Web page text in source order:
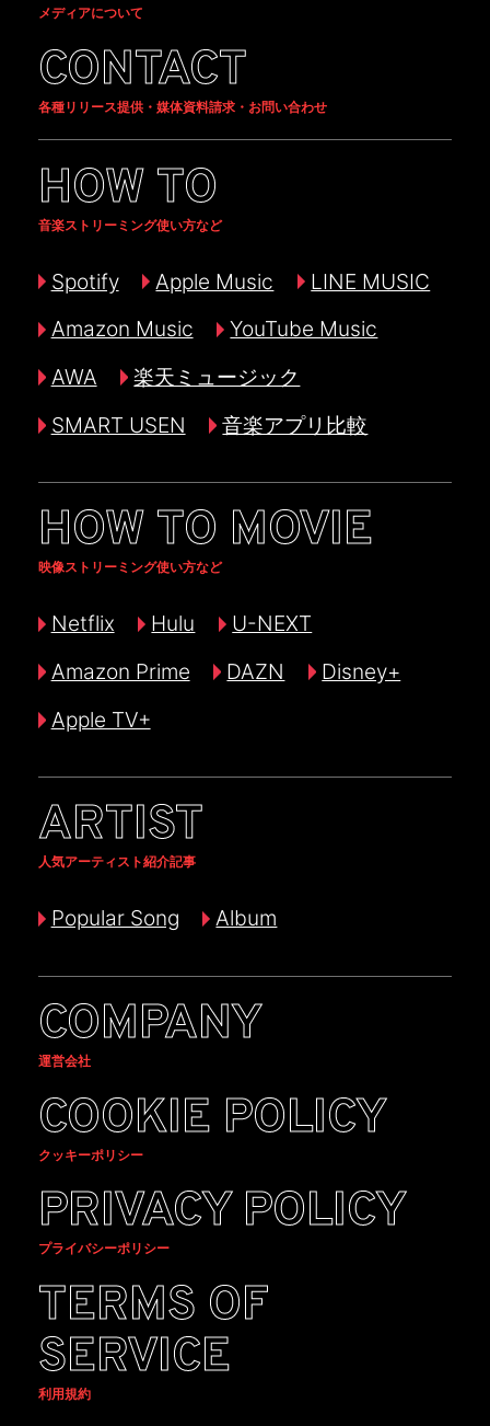
メディアについて
CONTACT
各種リリース提供・媒体資料請求・お問い合わせ
HOW TO
音楽ストリーミング使い方など
Spotify Apple Music
LINE MUSIC
Amazon Music
YouTube Music
AWA
楽天ミュージック
SMART USEN
音楽アプリ比較
HOW TO MOVIE
映像ストリーミング使い方など
Netflix Hulu
U-NEXT
Amazon Prime
DAZN
Disney+
Apple TV+
ARTIST
人気アーティスト紹介記事
Popular Song Album
COMPANY
運営会社
COOKIE POLICY
クッキーポリシー
PRIVACY POLICY
プライバシーポリシー
TERMS OF
SERVICE
利用規約